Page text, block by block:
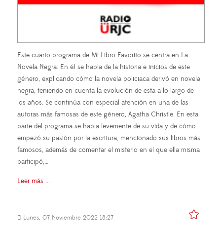
Este cuarto programa de Mi Libro Favorito se centra en La
Novela Negra. En él se habla de la historia e inicios de este
género, explicando cómo la novela policiaca derivó en novela
negra, teniendo en cuenta la evolución de esta a lo largo de
los años. Se continúa con especial atención en una de las
autoras más famosas de este género, Agatha Christie. En esta
parte del programa se habla levemente de su vida y de cómo
empezó su pasión por la escritura, mencionado sus libros más
famosos, además de comentar el misterio en el que ella misma
participó,…
Leer más ...
Lunes, 07 Noviembre 2022 18:27